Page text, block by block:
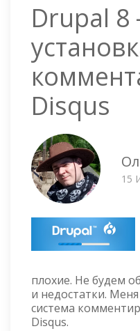
Drupal
Disqus
15
плохие. Не будем
и недостатки.
система
Disqus.